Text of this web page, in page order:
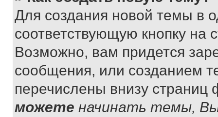
Для создания новой темы в
соответствующую кнопку
Возможно, вам придется
сообщения, или созданием
перечислены внизу
можете начинать темы,